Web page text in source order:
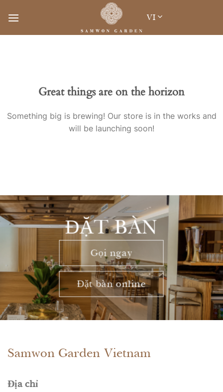
VI
Great things are on the horizon
Something big is brewing! Our store is in the works and
will be launching soon!
ĐẶT BÀN
Gọi ngay
Đặt bàn online
Samwon Garden Vietnam
Địa chỉ